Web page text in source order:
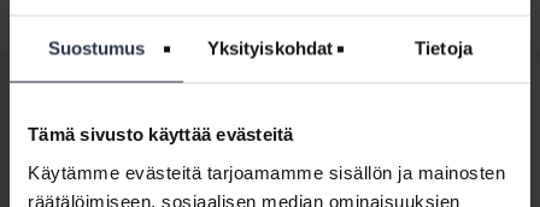
Suostumus Yksityiskohdat Tietoja
Tämä sivusto käyttää evästeitä
Käytämme evästeitä tarjoamamme sisällön ja mainosten
räätälöimiseen, sosiaalisen median ominaisuuksien
9.6.2026 Kotitalolehti.fi
Entinen koditon: Nyt olen onnellinen mies